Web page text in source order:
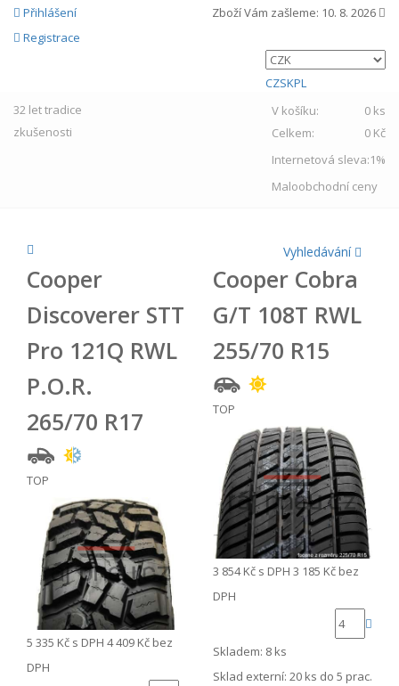
Přihlášení
Registrace
Zboží Vám zašleme: 10. 8. 2026
CZSKPL
32 lettradice
zkušenosti
V košíku:
0 ks
Celkem:
0 Kč
Internetová sleva:1%
Maloobchodní ceny
Vyhledávání
Cooper
Discoverer STT
Pro 121Q RWL
P.O.R.
265/70 R17
TOP
5 335 Kč s DPH 4 409 Kč bez
DPH
Cooper Cobra
G/T 108T RWL
255/70 R15
TOP
3 854 Kč s DPH 3 185 Kč bez
DPH
Skladem: 8 ks
Sklad externí: 20 ks do 5 prac.